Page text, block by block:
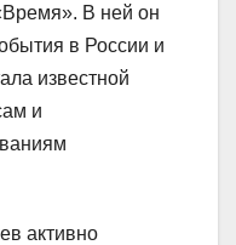
В ней он
в России и
известной
и
активно